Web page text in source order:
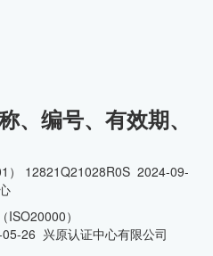
、编号、有效期、
） 12821Q21028R0S 2024-09-
）
26 兴原认证中心有限公司